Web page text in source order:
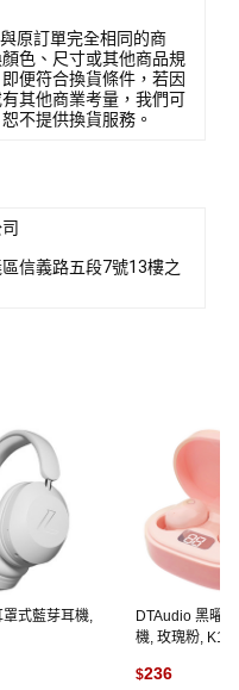
原訂單完全相同的商
色、尺寸或其他商品規
便符合換貨條件，若因
其他商業考量，我們可
不提供換貨服務。
信義路五段7號13樓之
罩式藍芽耳機,
DTAudio 黑曜
機, 玫瑰粉,
$236